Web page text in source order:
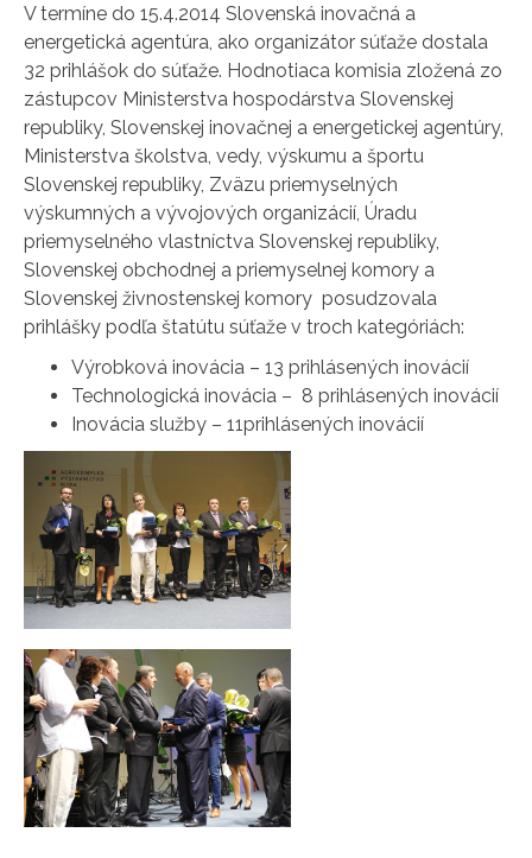
V termíne do 15.4.2014 Slovenská inovačná a
energetická agentúra, ako organizátor súťaže dostala
32 prihlášok do súťaže. Hodnotiaca komisia zložená zo
zástupcov Ministerstva hospodárstva Slovenskej
republiky, Slovenskej inovačnej a energetickej agentúry,
Ministerstva školstva, vedy, výskumu a športu
Slovenskej republiky, Zväzu priemyselných
výskumných a vývojových organizácií, Úradu
priemyselného vlastníctva Slovenskej republiky,
Slovenskej obchodnej a priemyselnej komory a
Slovenskej živnostenskej komory posudzovala
prihlášky podľa štatútu súťaže v troch kategóriách:
Výrobková inovácia – 13 prihlásených inovácií
Technologická inovácia – 8 prihlásených inovácií
Inovácia služby – 11prihlásených inovácií